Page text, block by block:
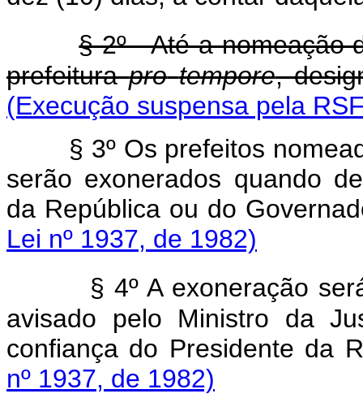
§ 2º - Até a nomeação
prefeiturapro tempore,
(Execução suspensa pela
§ 3º Os prefeitos
serão exonerados quando
da República ou do
Lei nº 1937, de 1982)
§ 4º A exoneração
avisado pelo Ministro da
confiança do Presidente da
nº 1937, de 1982)